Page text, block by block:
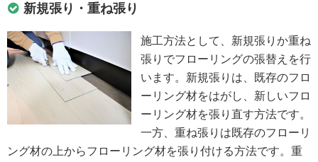
新規張り・重ね張り
施工方法として、新規張りか重ね
張りでフローリングの張替えを行
います。新規張りは、既存のフロ
ーリング材をはがし、新しいフロ
ーリング材を張り直す方法です。
一方、重ね張りは既存のフローリ
ング材の上からフローリング材を張り付ける方法です。重